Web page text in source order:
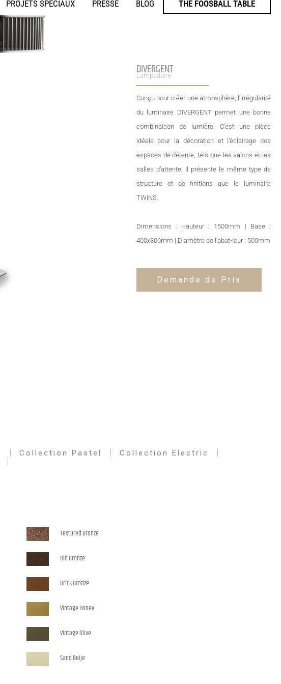
PROJETS SPÉCIAUX PRESSE BLOG THE FOOSBALL TABLE
DIVERGENT
Lampadaire
Conçu pour créer une atmosphère, l’irrégularité
du luminaire DIVERGENT permet une bonne
combinaison de lumière. C’est une pièce
idéale pour la décoration et l’éclairage des
espaces de détente, tels que les salons et les
salles d’attente. Il présente le même type de
structure et de finitions que le luminaire
TWINS.
Dimensions : Hauteur : 1500mm | Base :
400x300mm | Diamètre de l’abat-jour : 500mm
Demande de Prix
Collection Pastel
Collection Electric
Textured Bronze
Old Bronze
Brick Bronze
Vintage Honey
Vintage Olive
Sand Beije